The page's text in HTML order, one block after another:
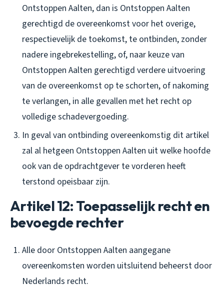
Ontstoppen Aalten, dan is Ontstoppen Aalten
gerechtigd de overeenkomst voor het overige,
respectievelijk de toekomst, te ontbinden, zonder
nadere ingebrekestelling, of, naar keuze van
Ontstoppen Aalten gerechtigd verdere uitvoering
van de overeenkomst op te schorten, of nakoming
te verlangen, in alle gevallen met het recht op
volledige schadevergoeding.
In geval van ontbinding overeenkomstig dit artikel
zal al hetgeen Ontstoppen Aalten uit welke hoofde
ook van de opdrachtgever te vorderen heeft
terstond opeisbaar zijn.
Artikel 12: Toepasselijk recht en
bevoegde rechter
Alle door Ontstoppen Aalten aangegane
overeenkomsten worden uitsluitend beheerst door
Nederlands recht.